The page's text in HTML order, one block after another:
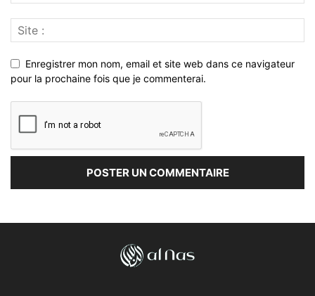
Enregistrer mon nom, email et site web dans ce navigateur
pour la prochaine fois que je commenterai.